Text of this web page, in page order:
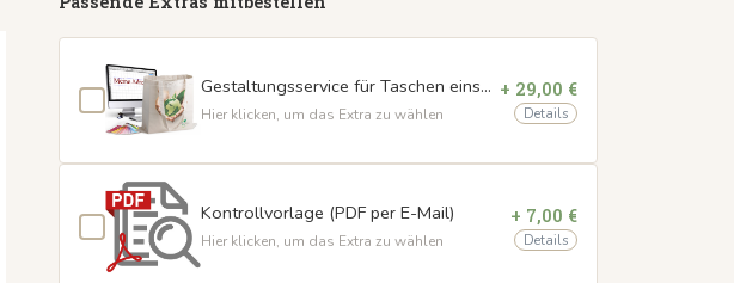
Gestaltungsservice für Taschen einseitig
Hier klicken, um das Extra zu wählen
+ 29,00 €
Details
Kontrollvorlage (PDF per E-Mail)
Hier klicken, um das Extra zu wählen
+ 7,00 €
Details